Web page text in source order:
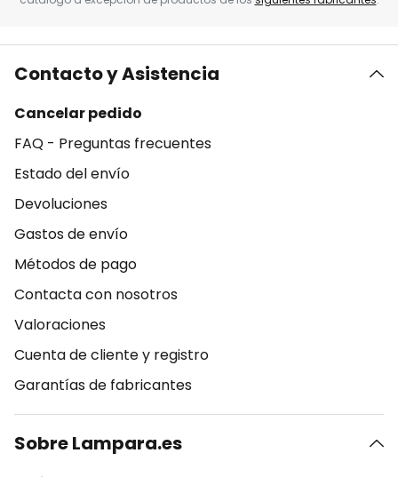
Contacto y Asistencia
Cancelar pedido
FAQ - Preguntas frecuentes
Estado del envío
Devoluciones
Gastos de envío
Métodos de pago
Contacta con nosotros
Valoraciones
Cuenta de cliente y registro
Garantías de fabricantes
Sobre Lampara.es